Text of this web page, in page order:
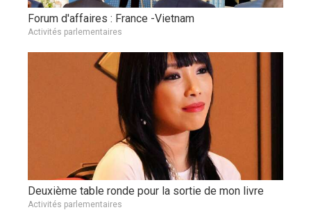
Forum d'affaires : France -Vietnam
Activités parlementaires
Deuxième table ronde pour la sortie de mon livre
Activités parlementaires